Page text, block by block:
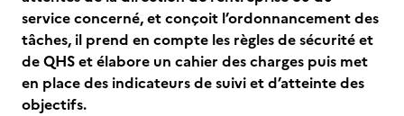
service concerné, et conçoit l’ordonnancement des
tâches, il prend en compte les règles de sécurité et
de QHS et élabore un cahier des charges puis met
en place des indicateurs de suivi et d’atteinte des
objectifs.